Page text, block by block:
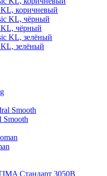
KL, коричневый
KL, чёрный
KL, зелёный